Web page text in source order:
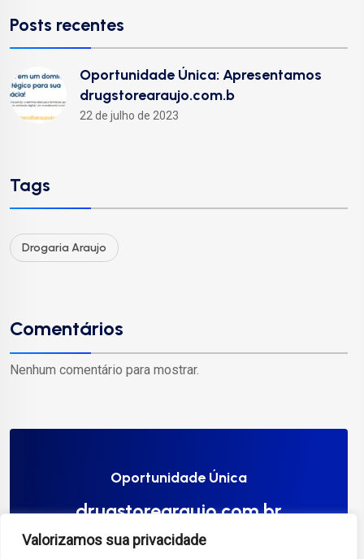
Valorizamos sua privacidade
Posts recentes
Oportunidade Única: Apresentamos
drugstorearaujo.com.b
22 de julho de 2023
Tags
Drogaria Araujo
Comentários
Nenhum comentário para mostrar.
Oportunidade Única
drugstorearaujo.com.br